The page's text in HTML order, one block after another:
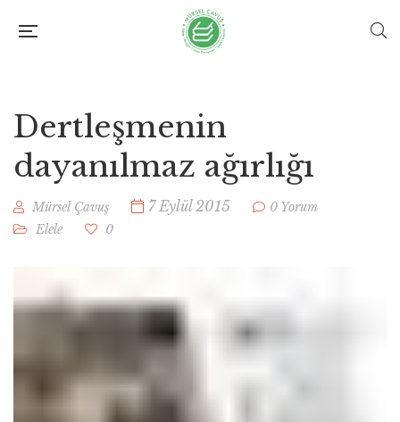
Dertleşmenin
dayanılmaz ağırlığı
Mürsel Çavuş 7 Eylül 2015
0 Yorum
Elele
0